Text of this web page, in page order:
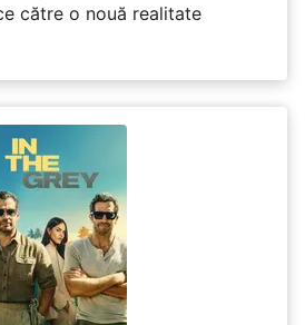
către o nouă realitate